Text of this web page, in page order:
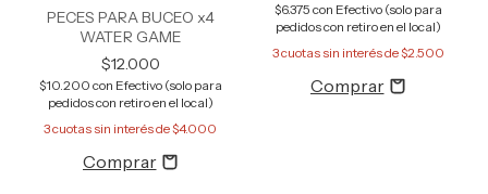
PECES PARA BUCEO x4
WATER GAME
$12.000
$10.200 con Efectivo (solo para
pedidos con retiro en el local)
3cuotas sin interés de$4.000
$6.375 con Efectivo (solo para
pedidos con retiro en el local)
3cuotas sin interés de$2.500